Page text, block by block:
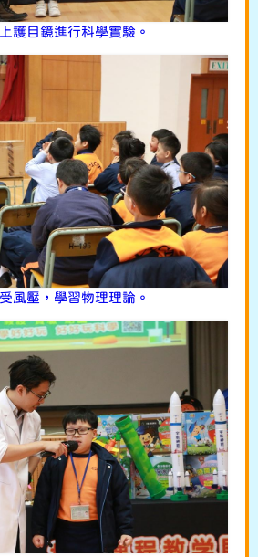
護目鏡進行科學實驗。
風壓，學習物理理論。